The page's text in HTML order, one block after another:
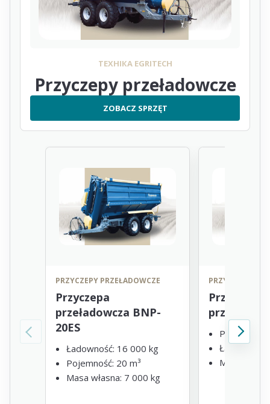
ТЕХНІКА EGRITECH
Przyczepy przeładowcze
ZOBACZ SPRZĘT
PRZYCZEPY PRZEŁADOWCZE
Przyczepa
przeładowcza BNP-
20ES
Ładowność: 16 000 kg
Pojemność: 20 m³
Masa własna: 7 000 kg
PRZYCZEPY
Przyczepa
Pojemność
Ładowność
Masa